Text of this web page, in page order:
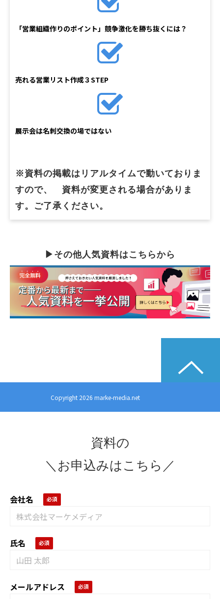
「営業組織作りのポイント」競争激化を勝ち抜くには？
売れる営業リスト作成３STEP
展示会は名刺交換の場ではない
※資料の掲載はリアルタイムで動いておりま
すので、　資料が変更される場合がありま
す。ご了承ください。
▶その他人気資料はこちらから
Copyright 2026 marke-media.net
資料の
＼お申込みはこちら／
会社名
氏名
メールアドレス